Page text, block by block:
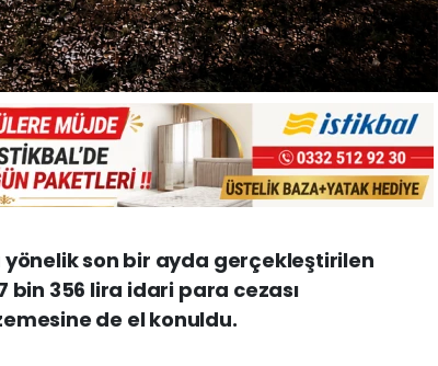
yönelik son bir ayda gerçekleştirilen
356 lira idari para cezası
de el konuldu.